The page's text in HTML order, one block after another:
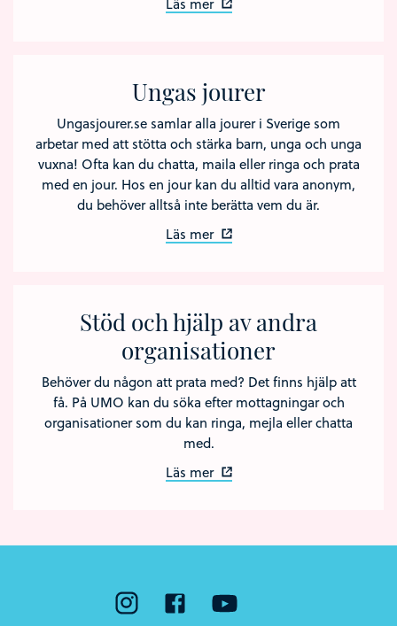
Ungas jourer
Ungasjourer.se samlar alla jourer i Sverige som
arbetar med att stötta och stärka barn, unga och unga
vuxna! Ofta kan du chatta, maila eller ringa och prata
med en jour. Hos en jour kan du alltid vara anonym,
du behöver alltså inte berätta vem du är.
Läs mer
Stöd och hjälp av andra
organisationer
Behöver du någon att prata med? Det finns hjälp att
få. På UMO kan du söka efter mottagningar och
organisationer som du kan ringa, mejla eller chatta
med.
Läs mer